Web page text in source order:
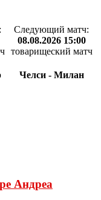
Следующий матч:
08.08.2026 15:00
товарищеский матч
Челси - Милан
Андреа